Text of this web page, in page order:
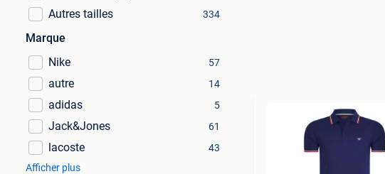
Autres tailles 334
Marque
Nike
57
autre 14
adidas 5
Jack&Jones 61
lacoste
43
Afficher plus